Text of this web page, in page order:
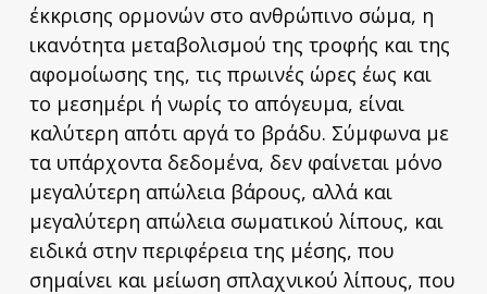
έκκρισης ορμονών στο ανθρώπινο σώμα, η
ικανότητα μεταβολισμού της τροφής και της
αφομοίωσης της, τις πρωινές ώρες έως και
το μεσημέρι ή νωρίς το απόγευμα, είναι
καλύτερη απ΄ότι αργά το βράδυ. Σύμφωνα με
τα υπάρχοντα δεδομένα, δεν φαίνεται μόνο
μεγαλύτερη απώλεια βάρους, αλλά και
μεγαλύτερη απώλεια σωματικού λίπους, και
ειδικά στην περιφέρεια της μέσης, που
σημαίνει και μείωση σπλαχνικού λίπους, που